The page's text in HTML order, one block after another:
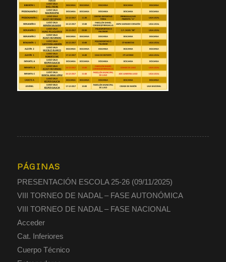
PÁGINAS
PRESENTACIÓN ESCOLA 25-26 (09/11/2025)
VIII TORNEO DE NADAL – FASE AUTONÓMICA
VIII TORNEO DE NADAL – FASE NACIONAL
Acceder
Cat. Inferiores
Cuerpo Técnico